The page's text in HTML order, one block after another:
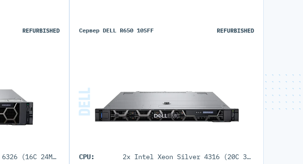
REFURBISHED
2x Intel Xeon Gold 6326 (16C 24M Cache 2.9GHz)
Сервер DELL R650 10SFF REFURBISHED
CPU:
2x Intel Xeon Silver 4316 (20C 30M Cache 2.3GHz)